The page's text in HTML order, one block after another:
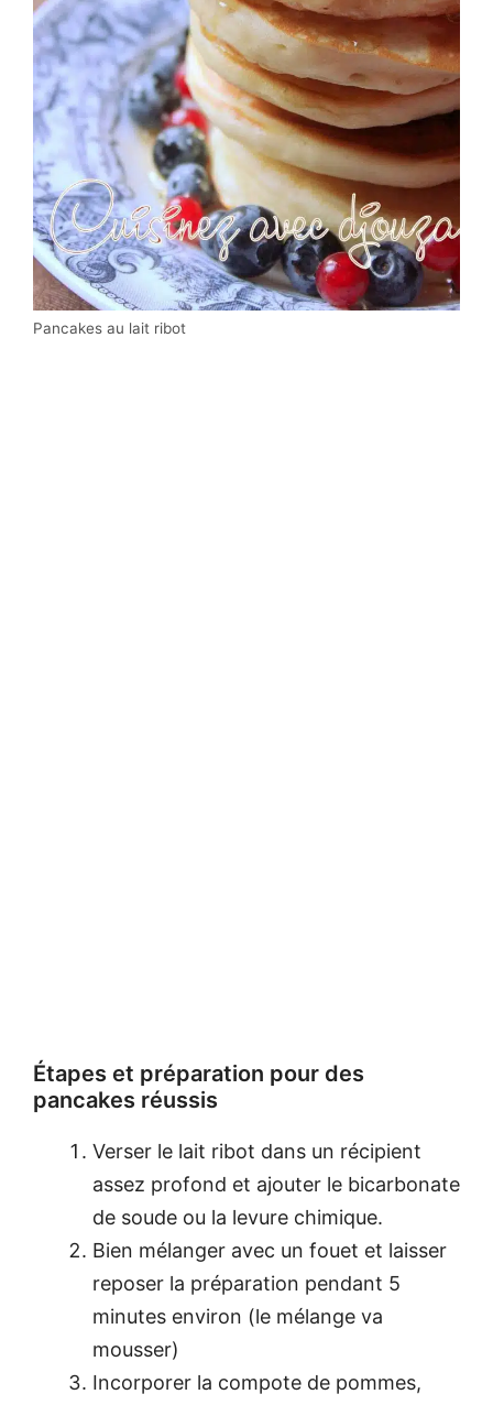
Pancakes au lait ribot
Étapes et préparation pour des
pancakes réussis
Verser le lait ribot dans un récipient
assez profond et ajouter le bicarbonate
de soude ou la levure chimique.
Bien mélanger avec un fouet et laisser
reposer la préparation pendant 5
minutes environ (le mélange va
mousser)
Incorporer la compote de pommes,